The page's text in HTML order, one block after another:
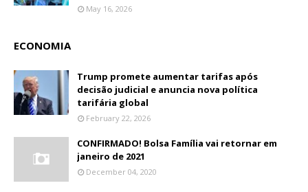
May 16, 2026
ECONOMIA
Trump promete aumentar tarifas após
decisão judicial e anuncia nova política
tarifária global
February 22, 2026
CONFIRMADO! Bolsa Família vai retornar em
janeiro de 2021
December 04, 2020